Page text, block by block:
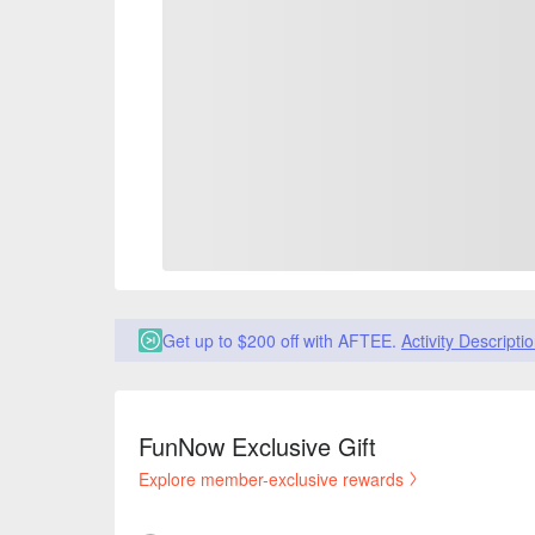
Get up to $200 off with AFTEE. Activity
FunNow Exclusive Gift
Explore member-exclusive rewards